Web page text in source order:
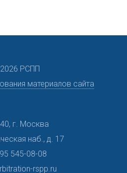
2026 РСПП
материалов сайта
г. Москва
наб., д. 17
545-08-08
rspp.ru